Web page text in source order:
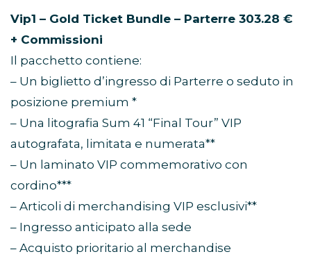
Vip1 – Gold Ticket Bundle – Parterre 303.28 €
+ Commissioni
Il pacchetto contiene:
– Un biglietto d’ingresso di Parterre o seduto in
posizione premium *
– Una litografia Sum 41 “Final Tour” VIP
autografata, limitata e numerata**
– Un laminato VIP commemorativo con
cordino***
– Articoli di merchandising VIP esclusivi**
– Ingresso anticipato alla sede
– Acquisto prioritario al merchandise